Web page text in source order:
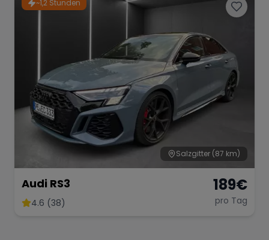
~1,2 Stunden
Salzgitter (87 km)
Audi RS3
4.6 (38)
189€
pro Tag